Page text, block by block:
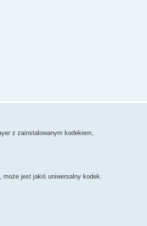
z zainstalowanym kodekiem,
jest jakiś uniwersalny kodek.